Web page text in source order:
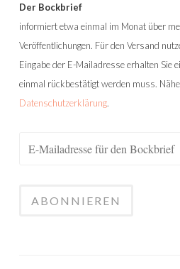
Der Bockbrief
informiert etwa einmal im Monat über
Veröffentlichungen. Für den Versand
Eingabe der E-Mailadresse erhalten Sie
einmal rückbestätigt werden muss.
Datenschutzerklärung.